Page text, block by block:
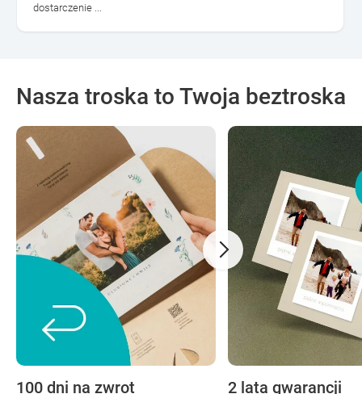
dostarczenie ...
Nasza troska to Twoja beztroska
100 dni na zwrot 2 lata gwarancji